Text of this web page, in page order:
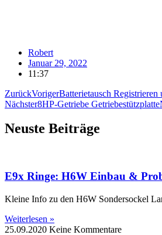
Robert
Januar 29, 2022
11:37
ZurückVorigerBatterietausch Registrieren
Nächster8HP-Getriebe Getriebestützplatte
Neuste Beiträge
E9x Ringe: H6W Einbau &
Kleine Info zu den H6W Sondersockel
Weiterlesen »
25.09.2020 Keine Kommentare